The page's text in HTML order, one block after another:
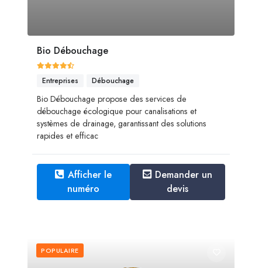
Bio Débouchage
Entreprises Débouchage
Bio Débouchage propose des services de
débouchage écologique pour canalisations et
systèmes de drainage, garantissant des solutions
rapides et efficac
Afficher le
numéro
Demander un
devis
POPULAIRE